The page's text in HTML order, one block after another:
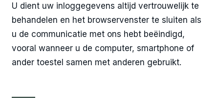
U dient uw inloggegevens altijd vertrouwelijk te
behandelen en het browservenster te sluiten als
u de communicatie met ons hebt beëindigd,
vooral wanneer u de computer, smartphone of
ander toestel samen met anderen gebruikt.